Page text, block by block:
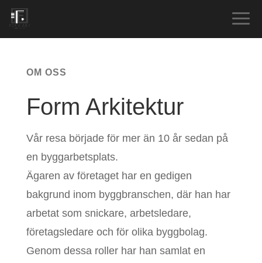
OM OSS
Form Arkitektur
Vår resa började för mer än 10 år sedan på
en byggarbetsplats.
Ägaren av företaget har en gedigen
bakgrund inom byggbranschen, där han har
arbetat som snickare, arbetsledare,
företagsledare och för olika byggbolag.
Genom dessa roller har han samlat en